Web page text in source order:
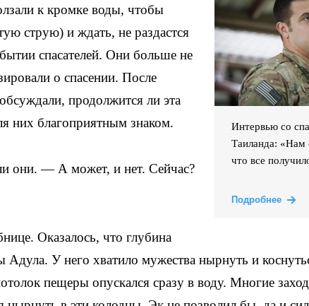
Интервью со
Таиланда: «Нам
что все
Подробнее
к кромке воды, чтобы
струю) и ждать, не раздастся
спасателей. Они больше не
о спасении. После
продолжится ли эта
них благоприятным знаком.
они. — А может, и нет. Сейчас?
Оказалось, что глубина
У него хватило мужества нырнуть и
пещеры опускался сразу в воду. Многие